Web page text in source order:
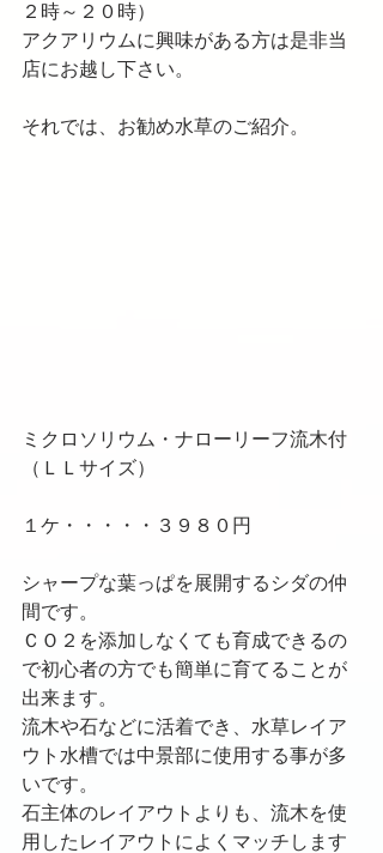
２時～２０時）
アクアリウムに興味がある方は是非当
店にお越し下さい。
それでは、お勧め水草のご紹介。
ミクロソリウム・ナローリーフ流木付
（ＬＬサイズ）
１ケ・・・・・３９８０円
シャープな葉っぱを展開するシダの仲
間です。
ＣＯ２を添加しなくても育成できるの
で初心者の方でも簡単に育てることが
出来ます。
流木や石などに活着でき、水草レイア
ウト水槽では中景部に使用する事が多
いです。
石主体のレイアウトよりも、流木を使
用したレイアウトによくマッチします